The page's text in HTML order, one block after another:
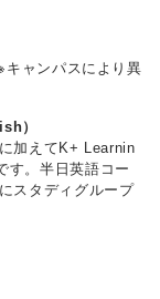
キャンパスにより異
）
加えてK+ Learnin
す。半日英語コー
スタディグループ